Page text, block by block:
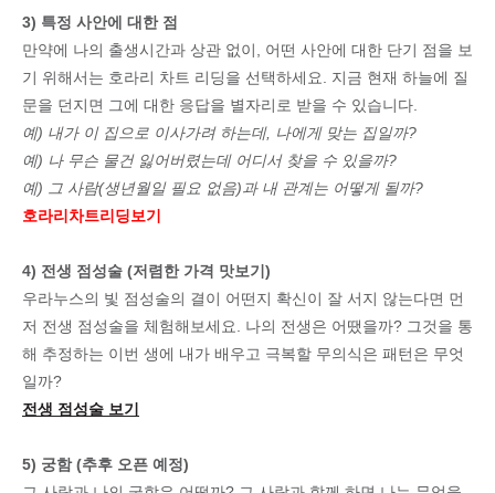
3) 특정 사안에 대한 점
만약에 나의 출생시간과 상관 없이, 어떤 사안에 대한 단기 점을 보
기 위해서는 호라리 차트 리딩을 선택하세요. 지금 현재 하늘에 질
문을 던지면 그에 대한 응답을 별자리로 받을 수 있습니다.
예) 내가 이 집으로 이사가려 하는데, 나에게 맞는 집일까?
예) 나 무슨 물건 잃어버렸는데 어디서 찾을 수 있을까?
예) 그 사람(생년월일 필요 없음)과 내 관계는 어떻게 될까?
호라리차트리딩보기
4) 전생 점성술 (저렴한 가격 맛보기)
우라누스의 빛 점성술의 결이 어떤지 확신이 잘 서지 않는다면 먼
저 전생 점성술을 체험해보세요. 나의 전생은 어땠을까? 그것을 통
해 추정하는 이번 생에 내가 배우고 극복할 무의식은 패턴은 무엇
일까?
전생 점성술 보기
5) 궁함 (추후 오픈 예정)